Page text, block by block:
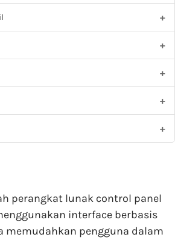
perangkat lunak control panel
interface berbasis
memudahkan pengguna dalam